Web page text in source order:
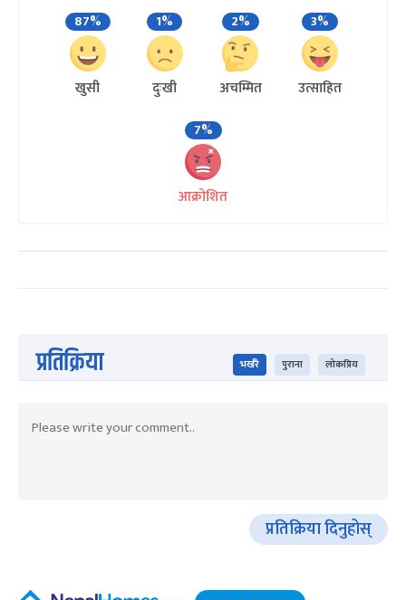
87%
खुसी
1%
दुःखी
2%
अचम्मित
3%
उत्साहित
7%
आक्रोशित
प्रतिक्रिया भर्खरै पुराना लोकप्रिय
प्रतिक्रिया दिनुहोस्